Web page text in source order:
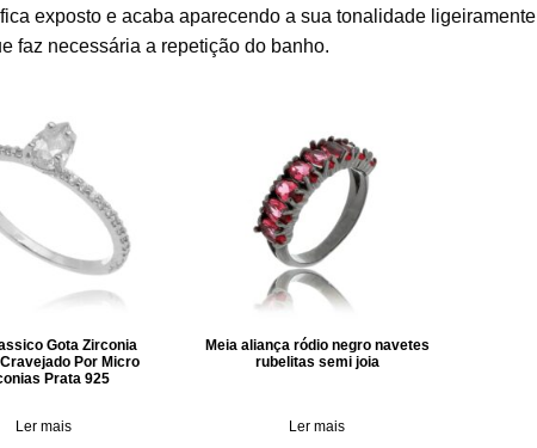
exposto e acaba aparecendo a sua tonalidade ligeiramente
faz necessária a repetição do banho.
Gota Zirconia
Por Micro
Prata 925
Ler mais
Meia aliança ródio negro navetes
rubelitas semi joia
Ler mais